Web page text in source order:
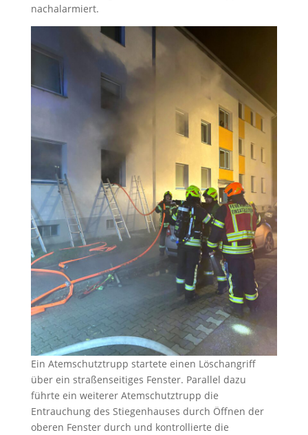
nachalarmiert.
Ein Atemschutztrupp startete einen Löschangriff
über ein straßenseitiges Fenster. Parallel dazu
führte ein weiterer Atemschutztrupp die
Entrauchung des Stiegenhauses durch Öffnen der
oberen Fenster durch und kontrollierte die